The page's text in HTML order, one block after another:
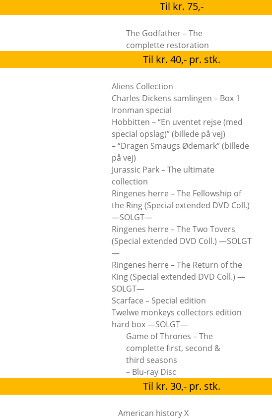
Til kr. 75,-
The Godfather – The
complette restoration
Til kr. 40,- pr. stk.
Aliens Collection
Charles Dickens samlingen – Box 1
Ironman special
Hobbitten – “En uventet rejse (med
special opslag)” (billede på vej)
– “Dragen Smaugs Ødemark” (billede
på vej)
Jurassic Park – The ultimate
collection
Ringenes herre – The Fellowship of
the Ring (Special extended DVD Coll.)
—SOLGT—
Ringenes herre – The Two Tovers
(Special extended DVD Coll.) —SOLGT
—
Ringenes herre – The Return of the
King (Special extended DVD Coll.) —
SOLGT—
Scarface – Special edition
Twelwe monkeys collectors edition
hard box —SOLGT—
Game of Thrones – The
complette first, second &
third seasons
– Blu-ray Disc
Til kr. 30,- pr. stk.
American history X